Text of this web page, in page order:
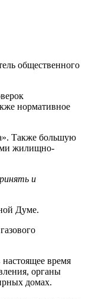
общественного
нормативное
Также большую
жилищно-
и
Думе.
время
органы
домах.